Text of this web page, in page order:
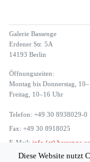
Galerie Bassenge
Erdener Str. 5A
14193 Berlin
Öffnungszeiten:
Montag bis Donnerstag,
Freitag, 10–16 Uhr
Telefon: +49 30 8938029-0
Fax: +49 30 8918025
E-Mail: info (at)
Diese Website nutzt